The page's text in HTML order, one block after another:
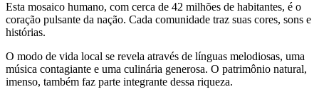
Esta mosaico humano, com cerca de 42 milhões de habitantes, é o
coração pulsante da nação. Cada comunidade traz suas cores, sons e
histórias.
O modo de vida local se revela através de línguas melodiosas, uma
música contagiante e uma culinária generosa. O patrimônio natural,
imenso, também faz parte integrante dessa riqueza.